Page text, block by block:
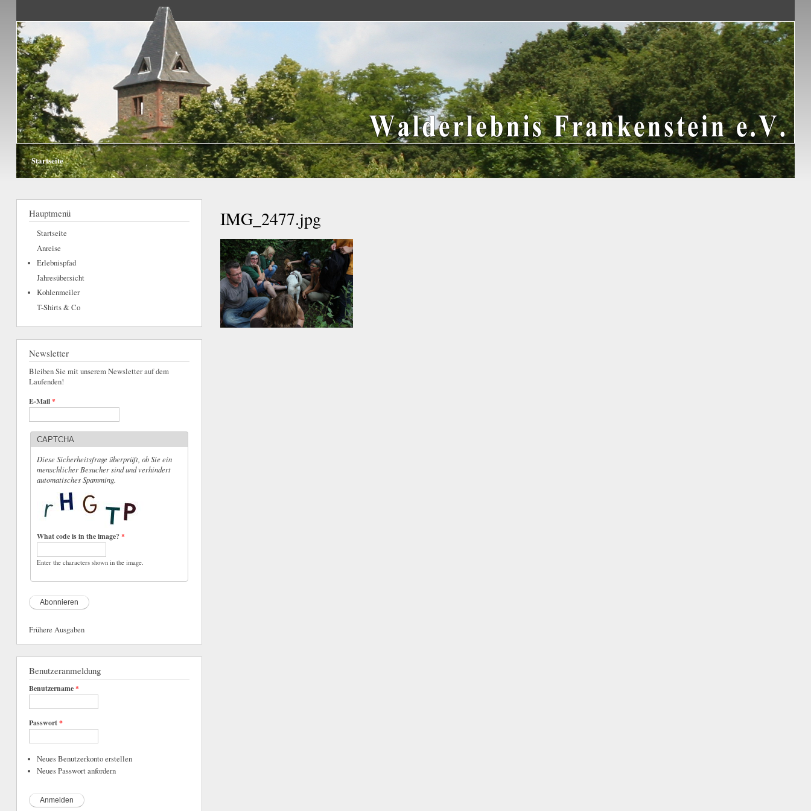
zum
Walderlebnis
Frankenstein
e.V.
Sie sind
hier
Startseite
IMG_2477.jpg
Hauptmenü
Startseite
Anreise
Erlebnispfad
Jahresübersicht
Kohlenmeiler
T-Shirts & Co
Newsletter
Bleiben Sie mit unserem Newsletter auf dem
Laufenden!
E-Mail*
CAPTCHA
Diese Sicherheitsfrage überprüft, ob Sie ein
menschlicher Besucher sind und verhindert
automatisches Spamming.
What code is in the image?*
Enter the characters shown in the image.
Frühere Ausgaben
Benutzeranmeldung
Benutzername*
Passwort*
Neues Benutzerkonto erstellen
Neues Passwort anfordern